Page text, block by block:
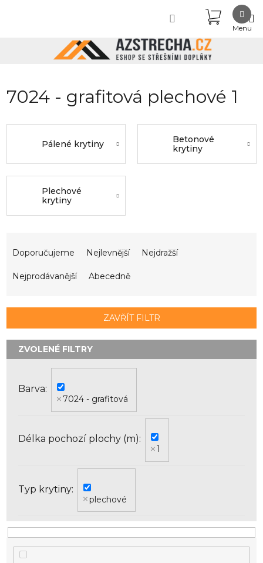
KOŠÍK
7024 - grafitová plechové 1
Pálené krytiny
Betonové
krytiny
Plechové
krytiny
r
o
Doporučujeme Nejlevnější Nejdražší
Nejprodávanější Abecedně
ZAVŘÍT FILTR
Barva
7024 - grafitová
Délka pochozí plochy (m)
1
Typ krytiny
plechové